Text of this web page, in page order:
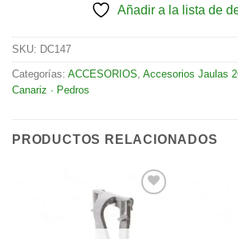
Añadir a la lista de
SKU: DC147
Categorías: ACCESORIOS Accesorios Jaulas
Canariz · Pedros
PRODUCTOS RELACIONADOS